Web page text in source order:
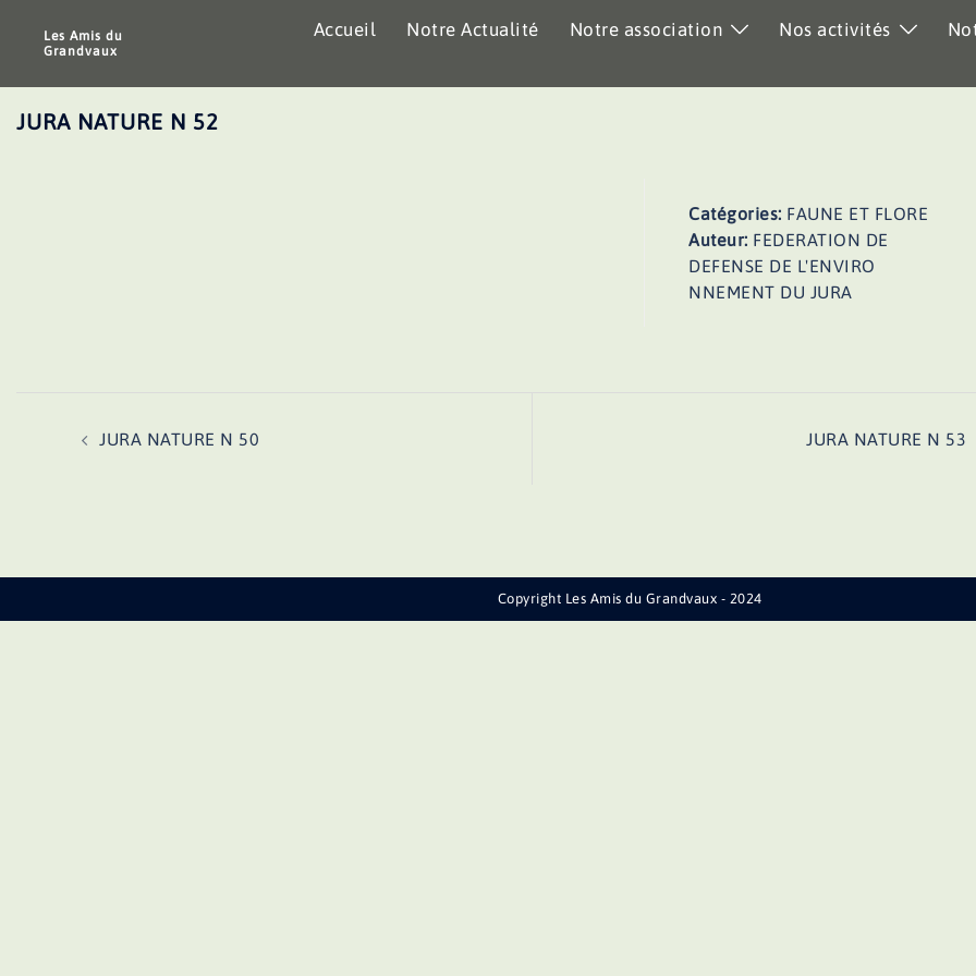
Les Amis du
Grandvaux
Accueil Notre Actualité Notre association Nos activités
JURA NATURE N 52
Catégories: FAUNE ET FLORE
Auteur: FEDERATION DE
DEFENSE DE L'ENVIRO
NNEMENT DU JURA
JURA NATURE N 50 JURA NATURE N 53
Copyright Les Amis du Grandvaux - 2024